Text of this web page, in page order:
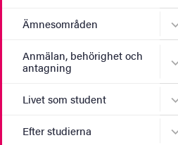
Ämnesområden
Anmälan, behörighet och
antagning
Livet som student
Efter studierna